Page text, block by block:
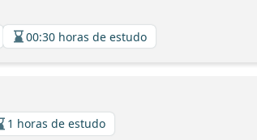
00:30 horas de estudo
1 horas de estudo